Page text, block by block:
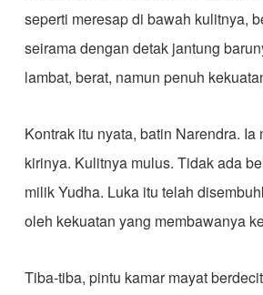
seperti meresap di bawah kulitnya,
seirama dengan detak jantung
lambat, berat, namun penuh
​Kontrak itu nyata, batin Narendra. Ia
kirinya. Kulitnya mulus. Tidak ada
milik Yudha. Luka itu telah
oleh kekuatan yang membawanya
​Tiba-tiba, pintu kamar mayat